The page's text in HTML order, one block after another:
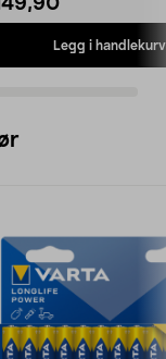
Legg i handlekurv